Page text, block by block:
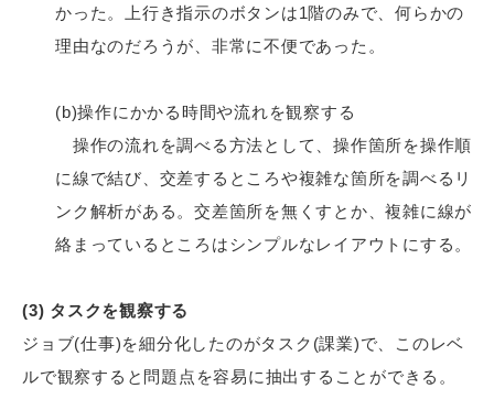
かった。上行き指示のボタンは1階のみで、何らかの
理由なのだろうが、非常に不便であった。
(b)操作にかかる時間や流れを観察する
操作の流れを調べる方法として、操作箇所を操作順
に線で結び、交差するところや複雑な箇所を調べるリ
ンク解析がある。交差箇所を無くすとか、複雑に線が
絡まっているところはシンプルなレイアウトにする。
(3) タスクを観察する
ジョブ(仕事)を細分化したのがタスク(課業)で、このレベ
ルで観察すると問題点を容易に抽出することができる。